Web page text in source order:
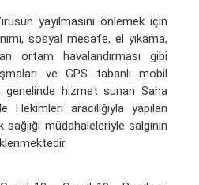
yayılmasını önlemek için
sosyal mesafe, el yıkama,
ortam havalandırması gibi
ve GPS tabanlı mobil
genelinde hizmet sunan Saha
aracılığıyla yapılan
müdahaleleriyle salgının